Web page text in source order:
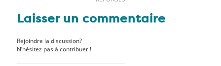
Laisser un commentaire
Rejoindre la discussion?
N’hésitez pas à contribuer !